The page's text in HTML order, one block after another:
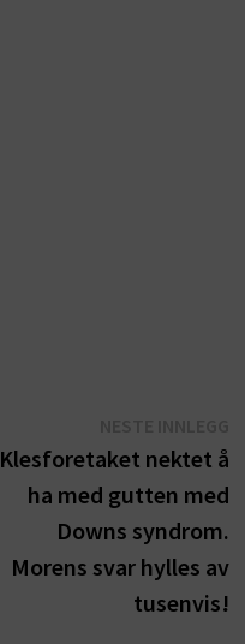
Klesforetaket nektet å
ha med gutten med
Downs syndrom.
Morens svar hylles av
tusenvis!